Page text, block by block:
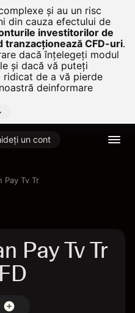
și au un risc
din cauza efectului de
investitorilor de
tranzacționează CFD-uri.
dacă înțelegeți modul
și dacă vă puteți
ridicat de a vă pierde
deinformare
un cont
Pay Tv Tr
Pay Tv Tr